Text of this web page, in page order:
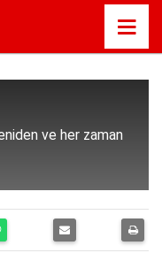
ve her zaman